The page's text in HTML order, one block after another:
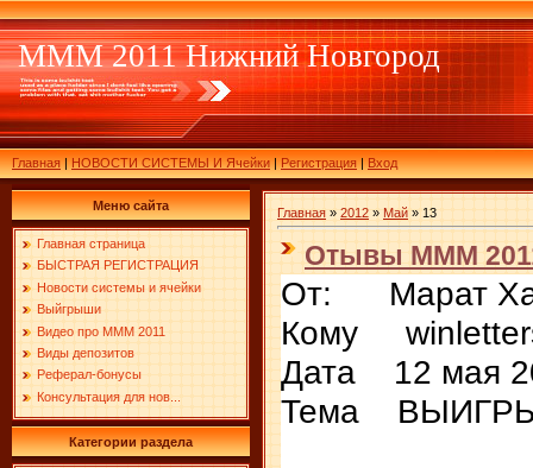
МММ 2011 Нижний Новгород
Главная|НОВОСТИ СИСТЕМЫ И Ячейки|Регистрация|Вход
Меню сайта
Главная страница
БЫСТРАЯ РЕГИСТРАЦИЯ
Новости системы и ячейки
Выйгрыши
Видео про МММ 2011
Виды депозитов
Реферал-бонусы
Консультация для нов...
Категории раздела
Главная » 2012 » Май » 13
Отывы МММ
От: Марат
Кому
Дата 12 мая
Тема